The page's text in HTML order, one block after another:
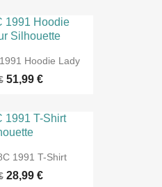
Hoodie Lady
51,99 €
1991 T-Shirt
28,99 €